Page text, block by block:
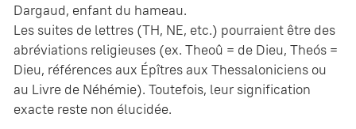
Dargaud, enfant du hameau.
Les suites de lettres (TH, NE, etc.) pourraient être des
abréviations religieuses (ex. Theoû = de Dieu, Theós =
Dieu, références aux Épîtres aux Thessaloniciens ou
au Livre de Néhémie). Toutefois, leur signification
exacte reste non élucidée.